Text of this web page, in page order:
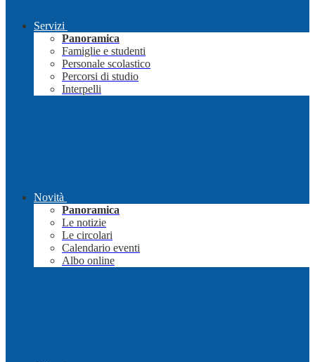
Servizi
Panoramica
Famiglie e studenti
Personale scolastico
Percorsi di studio
Interpelli
Novità
Panoramica
Le notizie
Le circolari
Calendario eventi
Albo online